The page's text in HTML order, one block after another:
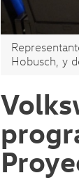
Hobusch, y